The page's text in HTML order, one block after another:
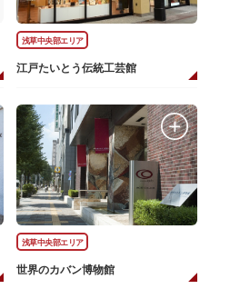
浅草中央部エリア
江戸たいとう伝統工芸館
浅草中央部エリア
世界のカバン博物館